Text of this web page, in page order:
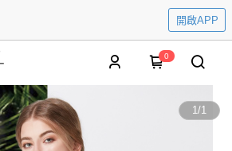
開啟APP
0
1/1